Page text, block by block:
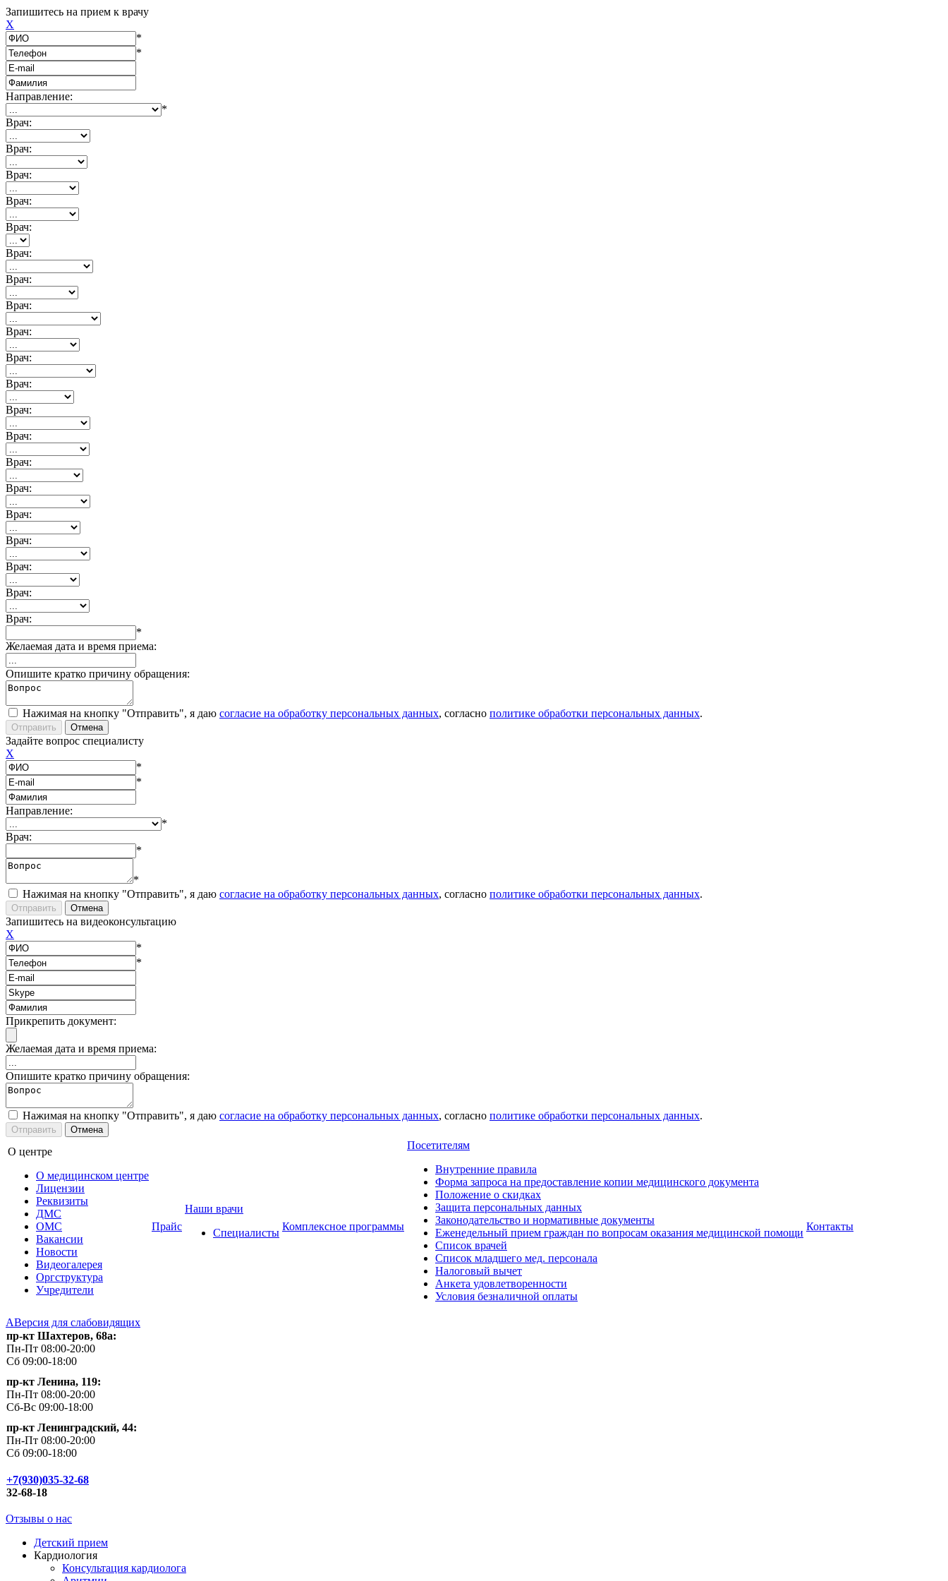
Запишитесь на прием к врачу
X
*
*
Направление:
*
Врач:
Врач:
Врач:
Врач:
Врач:
Врач:
Врач:
Врач:
Врач:
Врач:
Врач:
Врач:
Врач:
Врач:
Врач:
Врач:
Врач:
Врач:
Врач:
Врач:
*
Желаемая дата и время приема:
Опишите кратко причину обращения:
Нажимая на кнопку "Отправить", я даю согласие на обработку персональных данных, согласно политике обработки персональных данных.
Задайте вопрос специалисту
X
*
*
Направление:
*
Врач:
*
*
Нажимая на кнопку "Отправить", я даю согласие на обработку персональных данных, согласно политике обработки персональных данных.
Запишитесь на видеоконсультацию
X
*
*
Прикрепить документ:
Желаемая дата и время приема:
Опишите кратко причину обращения:
Нажимая на кнопку "Отправить", я даю согласие на обработку персональных данных, согласно политике обработки персональных данных.
О центре
О медицинском центре
Лицензии
Реквизиты
ДМС
ОМС
Вакансии
Новости
Видеогалерея
Оргструктура
Учредители
Прайс
Наши врачи
Специалисты
Комплексное программы
Посетителям
Внутренние правила
Форма запроса на предоставление копии медицинского документа
Положение о скидках
Защита персональных данных
Законодательство и нормативные документы
Еженедельный прием граждан по вопросам оказания медицинской помощи
Список врачей
Список младшего мед. персонала
Налоговый вычет
Анкета удовлетворенности
Условия безналичной оплаты
Контакты
AВерсия для слабовидящих
пр-кт Шахтеров, 68а:
Пн-Пт 08:00-20:00
Сб 09:00-18:00
пр-кт Ленина, 119:
Пн-Пт 08:00-20:00
Сб-Вс 09:00-18:00
пр-кт Ленинградский, 44:
Пн-Пт 08:00-20:00
Сб 09:00-18:00
+7(930)035-32-68
32-68-18
Отзывы о нас
Детский прием
Кардиология
Консультация кардиолога